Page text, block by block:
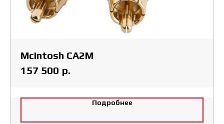
McIntosh CA2M
157 500 р.
Подробнее